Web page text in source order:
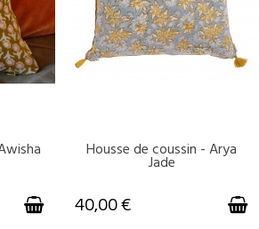
DISPONIBLE
Housse de coussin - Arya
Jade
40,00 €